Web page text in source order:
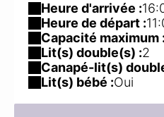
Heure d'arrivée :
Heure de départ :
Capacité maximum :
Lit(s) double(s) :2
Canapé-lit(s)
Lit(s) bébé :Oui